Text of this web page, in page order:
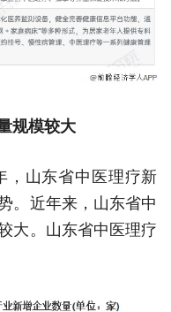
规模较大
，山东省中医理疗新
。近年来，山东省中
大。山东省中医理疗